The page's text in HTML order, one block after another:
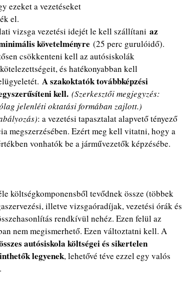
ezeket a vezetéseket
el.
vizsga vezetési idejét le kell szállítani az
követelményre (25 perc gurulóidő).
csökkenteni kell az autósiskolák
és hatékonyabban kell
A szakoktatók továbbképzési
kell. (Szerkesztői megjegyzés:
jelenléti oktatási formában zajlott.)
: a vezetési tapasztalat alapvető tényező
megszerzésében. Ezért meg kell vitatni, hogy a
vonhatók be a járművezetők képzésébe.
költségkomponensből tevődnek össze (többek
illetve vizsgaóradíjak, vezetési órák és
rendkívül nehéz. Ezen felül az
nem megismerhető. Ezen változtatni kell. A
autósiskola költségei és sikertelen
legyenek, lehetővé téve ezzel egy valós